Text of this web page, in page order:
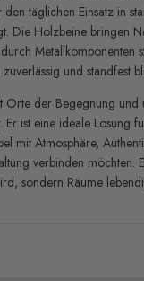
täglichen Einsatz in
Die Holzbeine bringen
Metallkomponenten
und standfest
der Begegnung und
Er ist eine ideale Lösung
mit Atmosphäre,
verbinden möchten.
sondern Räume